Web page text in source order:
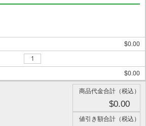
$0.00
$0.00
商品代金合計（税込）
$0.00
値引き額合計（税込）